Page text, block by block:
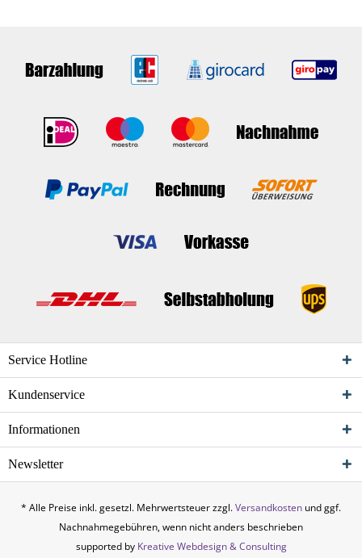
Service Hotline
Kundenservice
Informationen
Newsletter
* Alle Preise inkl. gesetzl. Mehrwertsteuer zzgl.Versandkosten und ggf.
Nachnahmegebühren, wenn nicht anders beschrieben
supported by Kreative Webdesign & Consulting